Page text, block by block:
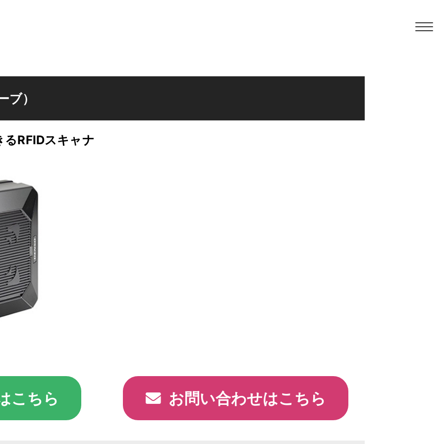
）
RFIDスキャナ
こちら お問い合わせはこちら